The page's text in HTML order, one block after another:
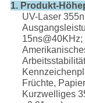
1. Produkt-
UV-Laser
15ns@40KHz;
Früchte,
Kurzwelliges